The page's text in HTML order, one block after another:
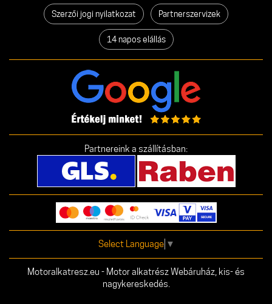
Szerzői jogi nyilatkozat Partnerszervizek
14 napos elállás
Partnereink a szállításban:
Select Language ▼
Motoralkatresz.eu - Motor alkatrész Webáruház, kis- és
nagykereskedés.